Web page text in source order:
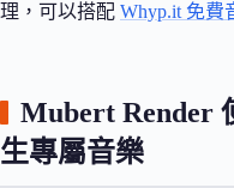
理，可以搭配 Whyp.it 免費
Mubert Render
生專屬音樂